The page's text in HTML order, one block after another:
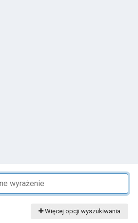
Więcej opcji wyszukiwania